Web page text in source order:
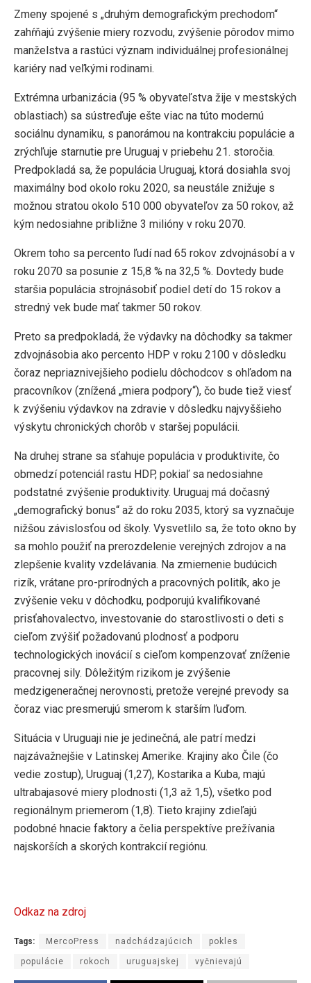
Zmeny spojené s „druhým demografickým prechodom“
zahŕňajú zvýšenie miery rozvodu, zvýšenie pôrodov mimo
manželstva a rastúci význam individuálnej profesionálnej
kariéry nad veľkými rodinami.
Extrémna urbanizácia (95 % obyvateľstva žije v mestských
oblastiach) sa sústreďuje ešte viac na túto modernú
sociálnu dynamiku, s panorámou na kontrakciu populácie a
zrýchľuje starnutie pre Uruguaj v priebehu 21. storočia.
Predpokladá sa, že populácia Uruguaj, ktorá dosiahla svoj
maximálny bod okolo roku 2020, sa neustále znižuje s
možnou stratou okolo 510 000 obyvateľov za 50 rokov, až
kým nedosiahne približne 3 milióny v roku 2070.
Okrem toho sa percento ľudí nad 65 rokov zdvojnásobí a v
roku 2070 sa posunie z 15,8 % na 32,5 %. Dovtedy bude
staršia populácia strojnásobiť podiel detí do 15 rokov a
stredný vek bude mať takmer 50 rokov.
Preto sa predpokladá, že výdavky na dôchodky sa takmer
zdvojnásobia ako percento HDP v roku 2100 v dôsledku
čoraz nepriaznivejšieho podielu dôchodcov s ohľadom na
pracovníkov (znížená „miera podpory“), čo bude tiež viesť
k zvýšeniu výdavkov na zdravie v dôsledku najvyššieho
výskytu chronických chorôb v staršej populácii.
Na druhej strane sa sťahuje populácia v produktivite, čo
obmedzí potenciál rastu HDP, pokiaľ sa nedosiahne
podstatné zvýšenie produktivity. Uruguaj má dočasný
„demografický bonus“ až do roku 2035, ktorý sa vyznačuje
nižšou závislosťou od školy. Vysvetlilo sa, že toto okno by
sa mohlo použiť na prerozdelenie verejných zdrojov a na
zlepšenie kvality vzdelávania. Na zmiernenie budúcich
rizík, vrátane pro-prírodných a pracovných politík, ako je
zvýšenie veku v dôchodku, podporujú kvalifikované
prisťahovalectvo, investovanie do starostlivosti o deti s
cieľom zvýšiť požadovanú plodnosť a podporu
technologických inovácií s cieľom kompenzovať zníženie
pracovnej sily. Dôležitým rizikom je zvýšenie
medzigeneračnej nerovnosti, pretože verejné prevody sa
čoraz viac presmerujú smerom k starším ľuďom.
Situácia v Uruguaji nie je jedinečná, ale patrí medzi
najzávažnejšie v Latinskej Amerike. Krajiny ako Čile (čo
vedie zostup), Uruguaj (1,27), Kostarika a Kuba, majú
ultrabajasové miery plodnosti (1,3 až 1,5), všetko pod
regionálnym priemerom (1,8). Tieto krajiny zdieľajú
podobné hnacie faktory a čelia perspektíve prežívania
najskorších a skorých kontrakcií regiónu.
Odkaz na zdroj
Tags: MercoPress nadchádzajúcich pokles
populácie rokoch uruguajskej vyčnievajú